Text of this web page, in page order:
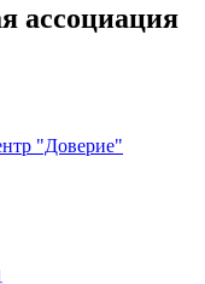
ассоциация
"Доверие"